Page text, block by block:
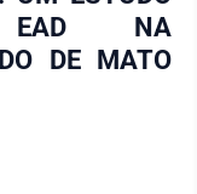
EAD NA
DE MATO